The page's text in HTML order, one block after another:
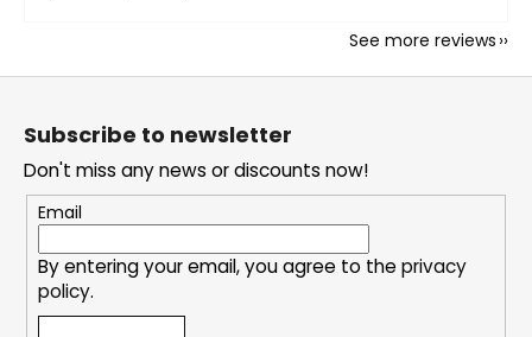
See more reviews
Subscribe to newsletter
Don't miss any news or discounts now!
Email
By entering your email, you agree to theprivacy
policy.